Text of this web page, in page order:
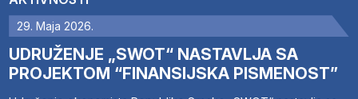
29. Maja 2026.
UDRUŽENJE „SWOT“ NASTAVLJA SA
PROJEKTOM “FINANSIJSKA PISMENOST”